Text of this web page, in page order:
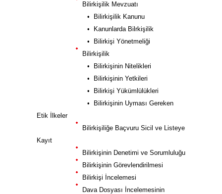
Bilirkişilik Mevzuatı
• Bilirkişilik Kanunu
• Kanunlarda Bilrkişilik
• Bilirkişi Yönetmeliği
Bilirkişilik
• Bilirkişinin Nitelikleri
• Bilirkişinin Yetkileri
• Bilirkişi Yükümlülükleri
• Bilirkişinin Uyması Gereken
Etik İlkeler
Bilirkişiliğe Baçvuru Sicil ve Listeye
Kayıt
Bilirkişinin Denetimi ve Sorumluluğu
Bilirkişinin Görevlendirilmesi
Bilirkişi İncelemesi
Dava Dosyası İncelemesinin